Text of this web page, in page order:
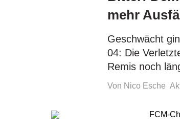
mehr
Geschwächt
04: Die
Remis noch
Von Nico Esche